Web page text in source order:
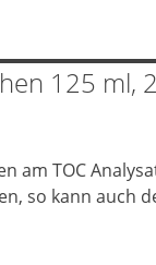
125 ml,
am TOC
so kann auch